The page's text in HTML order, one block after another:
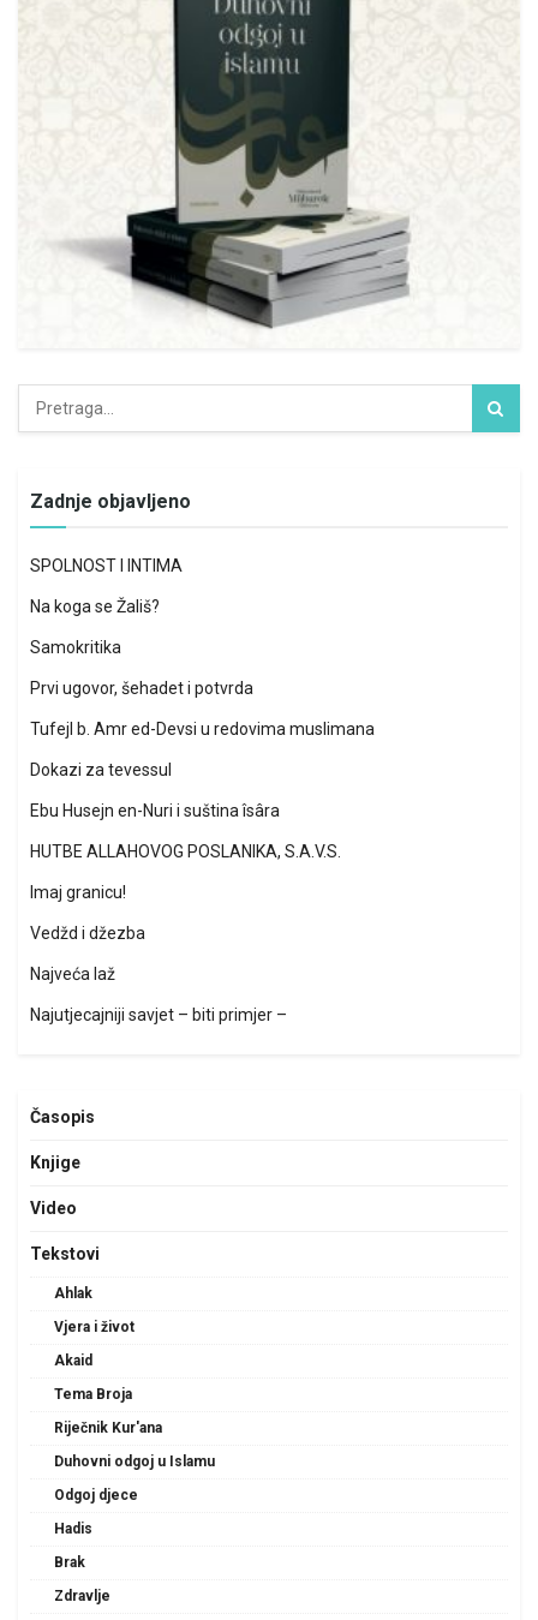
Zadnje objavljeno
SPOLNOST I INTIMA
Na koga se Žališ?
Samokritika
Prvi ugovor, šehadet i potvrda
Tufejl b. Amr ed-Devsi u redovima muslimana
Dokazi za tevessul
Ebu Husejn en-Nuri i suština îsâra
HUTBE ALLAHOVOG POSLANIKA, S.A.V.S.
Imaj granicu!
Vedžd i džezba
Najveća laž
Najutjecajniji savjet – biti primjer –
Časopis
Knjige
Video
Tekstovi
Ahlak
Vjera i život
Akaid
Tema Broja
Riječnik Kur'ana
Duhovni odgoj u Islamu
Odgoj djece
Hadis
Brak
Zdravlje